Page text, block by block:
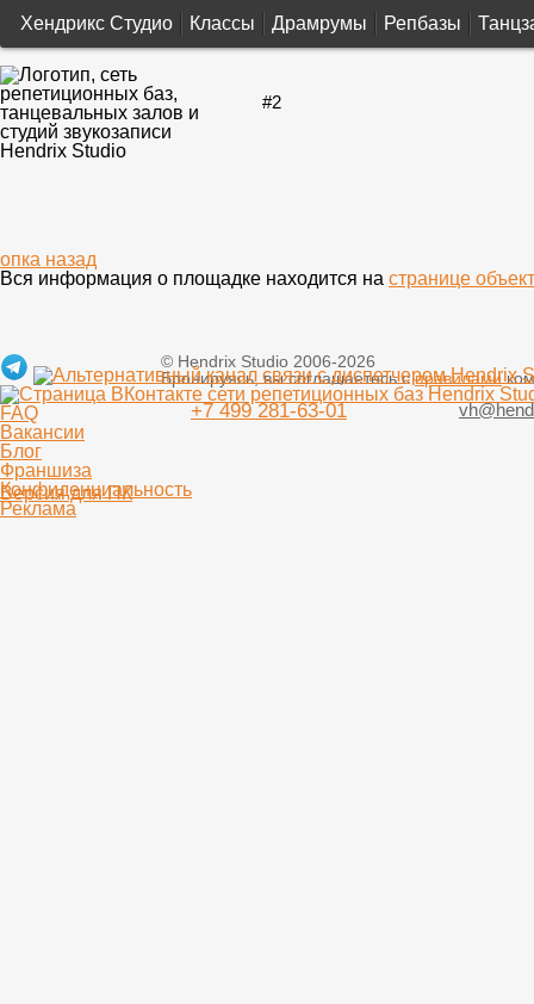
Хендрикс Студио Классы Драмрумы Репбазы
#2
Вся информация о площадке находится на странице
© Hendrix Studio 2006-2026
Бронируясь, вы соглашаетесь справилами
+7 499 281-63-01
FAQ
Вакансии
Блог
Франшиза
Конфиденциальность
Реклама
Версия для ПК